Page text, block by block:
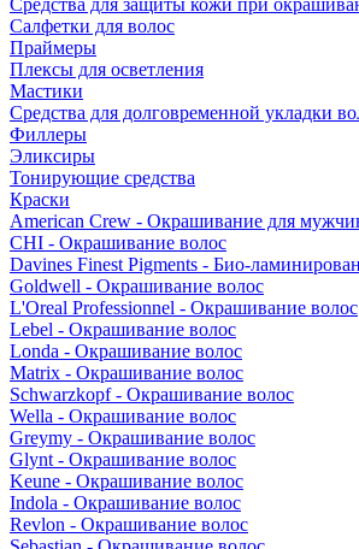
Средства для защиты кожи при
Салфетки для волос
Праймеры
Плексы для осветления
Мастики
Средства для долговременной укладки
Филлеры
Эликсиры
Тонирующие средства
Краски
American Crew - Окрашивание для
CHI - Окрашивание волос
Davines Finest Pigments - Био-
Goldwell - Окрашивание волос
L'Oreal Professionnel - Окрашивание волос
Lebel - Окрашивание волос
Londa - Окрашивание волос
Matrix - Окрашивание волос
Schwarzkopf - Окрашивание волос
Wella - Окрашивание волос
Greymy - Окрашивание волос
Glynt - Окрашивание волос
Keune - Окрашивание волос
Indola - Окрашивание волос
Revlon - Окрашивание волос